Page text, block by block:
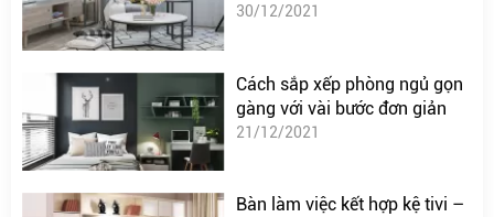
30/12/2021
Cách sắp xếp phòng ngủ gọn
gàng với vài bước đơn giản
21/12/2021
Bàn làm việc kết hợp kệ tivi –